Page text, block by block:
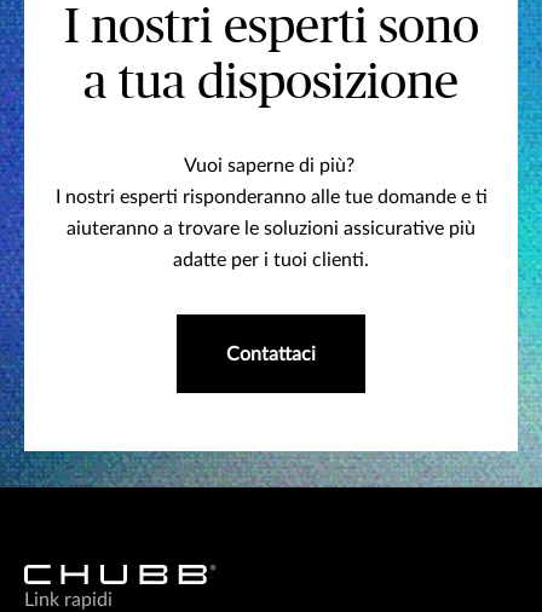
I nostri esperti sono
a tua disposizione
Vuoi saperne di più?
I nostri esperti risponderanno alle tue domande e ti
aiuteranno a trovare le soluzioni assicurative più
adatte per i tuoi clienti.
Contattaci
Link rapidi